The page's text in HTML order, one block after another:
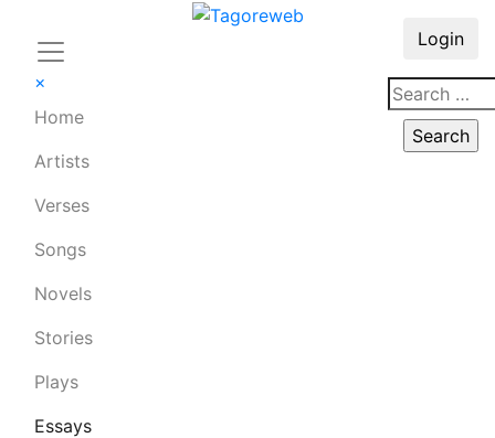
×
Home
Artists
Verses
Songs
Novels
Stories
Plays
Essays
Login